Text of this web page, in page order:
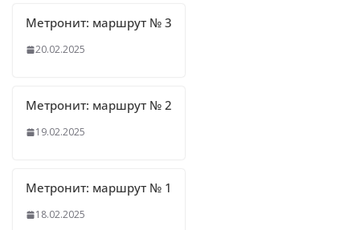
Метронит: маршрут № 3
20.02.2025
Метронит: маршрут № 2
19.02.2025
Метронит: маршрут № 1
18.02.2025